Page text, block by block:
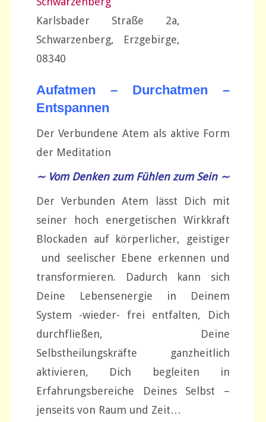
Karlsbader Straße 2a,
Schwarzenberg, Erzgebirge,
08340
Aufatmen – Durchatmen –
Entspannen
Der Verbundene Atem als aktive Form
der Meditation
∼ Vom Denken zum Fühlen zum Sein ∼
Der Verbunden Atem lässt Dich mit
seiner hoch energetischen Wirkkraft
Blockaden auf körperlicher, geistiger
und seelischer Ebene erkennen und
transformieren. Dadurch kann sich
Deine Lebensenergie in Deinem
System -wieder- frei entfalten, Dich
durchfließen, Deine
Selbstheilungskräfte ganzheitlich
aktivieren, Dich begleiten in
Erfahrungsbereiche Deines Selbst –
jenseits von Raum und Zeit…